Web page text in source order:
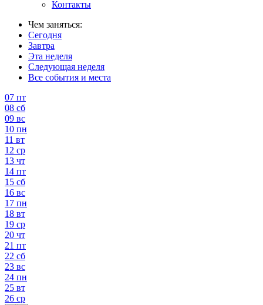
Контакты
Чем заняться:
Сегодня
Завтра
Эта неделя
Следующая неделя
Все события и места
07 пт
08 сб
09 вс
10 пн
11 вт
12 ср
13 чт
14 пт
15 сб
16 вс
17 пн
18 вт
19 ср
20 чт
21 пт
22 сб
23 вс
24 пн
25 вт
26 ср